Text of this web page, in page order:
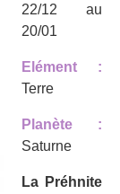
22/12 au
20/01
Elément :
Terre
Planète :
Saturne
La Préhnite